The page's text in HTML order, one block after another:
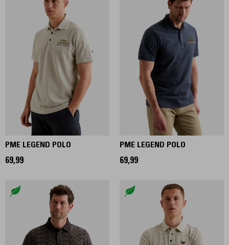
PME LEGEND POLO
69,99
PME LEGEND POLO
69,99